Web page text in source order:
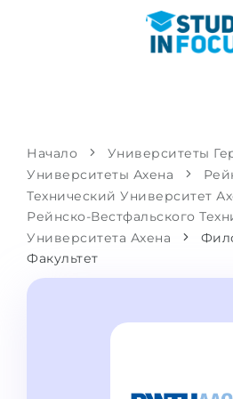
Бакалавриат и магистратура
Подготовительные курсы
Пропедевтика
ЯЗЫКОВЫЕ ШКОЛЫ
СЦЕНАРИЙ
Поступить после школы
Перевод из вуза
Магистратура в Германии
Второе высшее
С гарантией зачисления
МЕТОДИКА
УСЛУГИ
Начало
Университеты
Университеты Ахена
Технический Университет
Рейнско-Вестфальского
Университета Ахена
Факультет